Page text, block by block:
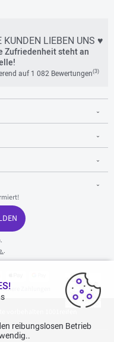
KUNDEN LIEBEN UNS ♥
Zufriedenheit steht an
auf 1 082 Bewertungen(3)
.
Zahlungen
vorbehalten 1001reifen
reibungslosen Betrieb